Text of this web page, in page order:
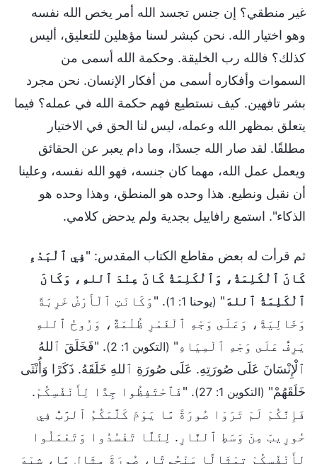
غير منطقي؟ إن جنس تجسد الله أمر يخص الله نفسه
وهو اختيار الله. نحن كبشر لسنا مؤهلين للتعليق، أليس
كذلك؟ فالله رب الخليقة. وحكمة الله أسمى من
السموات وأفكاره أسمى من أفكار الإنسان. نحن مجرد
بشر تافهين. كيف نستطيع فهم حكمة الله في عمله؟ فيما
يتعلق بمظهر الله وعمله، ليس لنا الحق في الاختيار
مطلقًا. لقد صار الله جسدًا، وما دام يعبر عن الحقائق
ويعمل عمل الله، مهما كان جنسه، فهو الله نفسه، وعلينا
أن نقبل ونطيع. هذا وحده هو المنطق، وهذا وحده هو
الذكاء". استمع رافاييل بجدية ولم يدحض كلامي.
ثم قرأت له بعض مقاطع الكتاب المقدس: "فِي ٱلْبَدْءِ
كَانَ ٱلْكَلِمَةُ، وَٱلْكَلِمَةُ كَانَ عِنْدَ ٱللهِ، وَكَانَ
ٱلْكَلِمَةُ ٱللهَ" (يوحنا 1: 1)
. "وَكَانَتِ ٱلْأَرْضُ خَرِبَةً
وَخَالِيَةً، وَعَلَى وَجْهِ ٱلْغَمْرِ ظُلْمَةٌ، وَرُوحُ ٱللهِ
يَرِفُّ عَلَى وَجْهِ ٱلْمِيَاهِ" (التكوين 1: 2)
. "فَخَلَقَ ٱللهُ
ٱلْإِنْسَانَ عَلَى صُورَتِهِ. عَلَى صُورَةِ ٱللهِ خَلَقَهُ. ذَكَرًا وَأُنْثَى
خَلَقَهُمْ" (التكوين 1: 27)
. "فَٱحْتَفِظُوا جِدًّا لِأَنْفُسِكُمْ.
فَإِنَّكُمْ لَمْ تَرَوْا صُورَةً مَّا يَوْمَ كَلَّمَكُمُ ٱلرَّبُّ فِي
حُورِيبَ مِنْ وَسَطِ ٱلنَّارِ. لِئَلَّا تَفْسُدُوا وَتَعْمَلُوا
لِأَنْفُسِكُمْ تِمْثَالًا مَنْحُوتًا، صُورَةَ مِثَالٍ مَّا، شِبْهَ